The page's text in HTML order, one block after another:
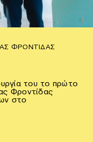
ΦΡΟΝΤΊΔΑΣ
του το πρώτο
Φροντίδας
στο